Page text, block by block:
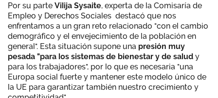
Por su parte Vilija Sysaite, experta de la Comisaría de
Empleo y Derechos Sociales destacó que nos
enfrentamos a un gran reto relacionado "con el cambio
demográfico y el envejecimiento de la población en
general". Esta situación supone una presión muy
pesada "para los sistemas de bienestar y de salud y
para los trabajadores", por lo que es necesaria "una
Europa social fuerte y mantener este modelo único de
la UE para garantizar también nuestro crecimiento y